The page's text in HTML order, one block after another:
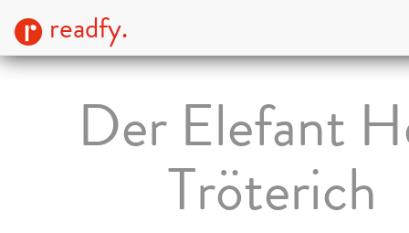
readfy.
Der Elefant
Tröterich